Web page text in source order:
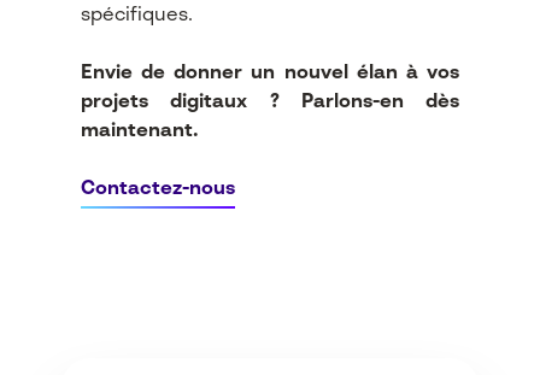
spécifiques.
Envie de donner un nouvel élan à vos
projets digitaux ? Parlons-en dès
maintenant.
Contactez-nous